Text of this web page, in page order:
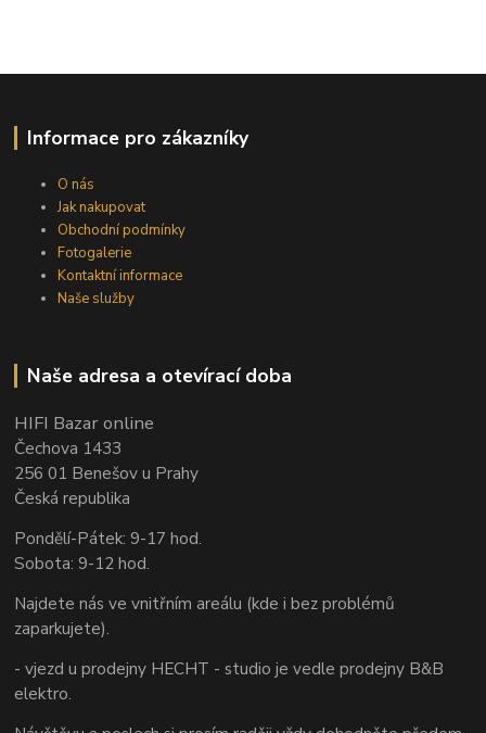
Informace pro zákazníky
O nás
Jak nakupovat
Obchodní podmínky
Fotogalerie
Kontaktní informace
Naše služby
Naše adresa a otevírací doba
HIFI Bazar online
Čechova 1433
256 01 Benešov u Prahy
Česká republika
Pondělí-Pátek: 9-17 hod.
Sobota: 9-12 hod.
Najdete nás ve vnitřním areálu (kde i bez problémů
zaparkujete).
- vjezd u prodejny HECHT - studio je vedle prodejny B&B
elektro.